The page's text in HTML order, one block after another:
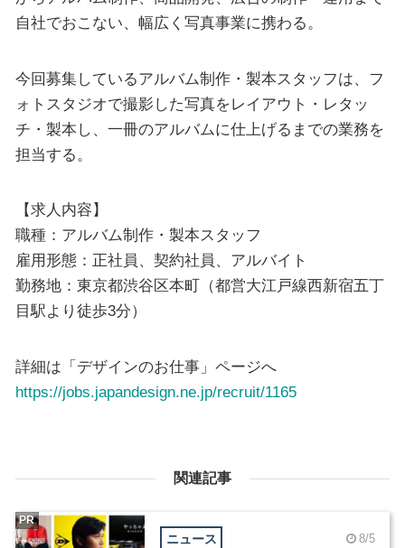
自社でおこない、幅広く写真事業に携わる。
今回募集しているアルバム制作・製本スタッフは、フ
ォトスタジオで撮影した写真をレイアウト・レタッ
チ・製本し、一冊のアルバムに仕上げるまでの業務を
担当する。
【求人内容】
職種：アルバム制作・製本スタッフ
雇用形態：正社員、契約社員、アルバイト
勤務地：東京都渋谷区本町（都営大江戸線西新宿五丁
目駅より徒歩3分）
詳細は「デザインのお仕事」ページへ
https://jobs.japandesign.ne.jp/recruit/1165
関連記事
ニュース 8/5
PR